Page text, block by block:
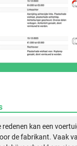
redenen kan een
de fabrikant. Vaak